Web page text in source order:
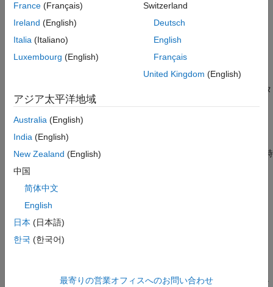
Windows サービスの既定の設定は次のとおりです。
\server_name
サービスの説明: MATLAB Production Server の実行インスタ
ンスpath\server_name
サービス ユーザー:
Windows サービスは、サービスの作成時ではなくマシンの起動時
に開始するように構成されています。構成に変更を加えたら、
mps-service [-C [
[--description
バー インスタンスの Windows サービス エントリを更新します。
ンスタンスの Windows サービス エントリを削除します。ダッシ
France (Français)
Ireland (English)
Italia (Italiano)
Luxembourg (English)
Switzerland
Deutsch
English
Français
United Kingdom (English)
アジア太平洋地域
Australia (English)
India (English)
New Zealand (English)
中国
简体中文
English
日本 (日本語)
한국 (한국어)
最寄りの営業オフィスへのお問い合わせ